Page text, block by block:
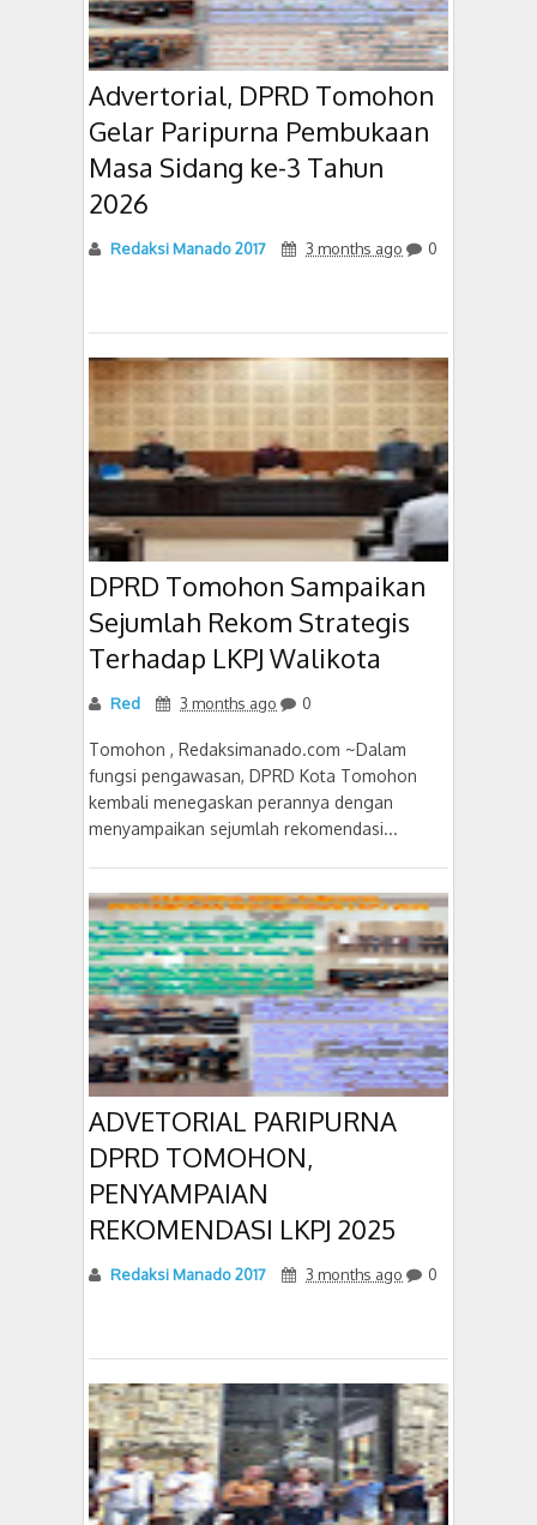
Advertorial, DPRD Tomohon
Gelar Paripurna Pembukaan
Masa Sidang ke-3 Tahun
2026
Redaksi Manado 2017 3 months ago 0
DPRD Tomohon Sampaikan
Sejumlah Rekom Strategis
Terhadap LKPJ Walikota
Red 3 months ago 0
Tomohon , Redaksimanado.com ~Dalam
fungsi pengawasan, DPRD Kota Tomohon
kembali menegaskan perannya dengan
menyampaikan sejumlah rekomendasi...
ADVETORIAL PARIPURNA
DPRD TOMOHON,
PENYAMPAIAN
REKOMENDASI LKPJ 2025
Redaksi Manado 2017 3 months ago 0